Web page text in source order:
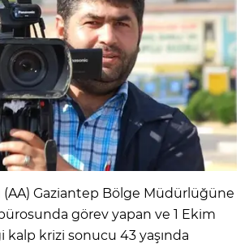
(AA) Gaziantep Bölge Müdürlüğüne
görev yapan ve 1 Ekim
kalp krizi sonucu 43 yaşında